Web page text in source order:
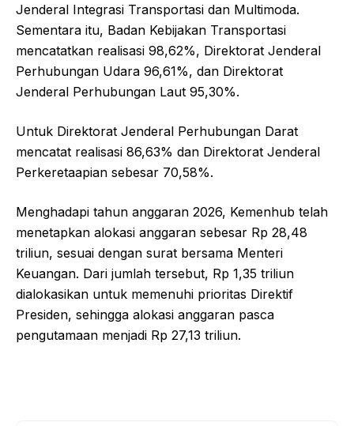
Jenderal Integrasi Transportasi dan Multimoda.
Sementara itu, Badan Kebijakan Transportasi
mencatatkan realisasi 98,62%, Direktorat Jenderal
Perhubungan Udara 96,61%, dan Direktorat
Jenderal Perhubungan Laut 95,30%.
Untuk Direktorat Jenderal Perhubungan Darat
mencatat realisasi 86,63% dan Direktorat Jenderal
Perkeretaapian sebesar 70,58%.
Menghadapi tahun anggaran 2026, Kemenhub telah
menetapkan alokasi anggaran sebesar Rp 28,48
triliun, sesuai dengan surat bersama Menteri
Keuangan. Dari jumlah tersebut, Rp 1,35 triliun
dialokasikan untuk memenuhi prioritas Direktif
Presiden, sehingga alokasi anggaran pasca
pengutamaan menjadi Rp 27,13 triliun.